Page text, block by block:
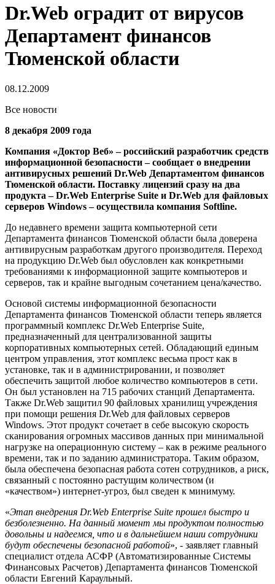
Dr.Web оградит от вирусов
Департамент финансов
Тюменской области
08.12.2009
Все новости
8 декабря 2009 года
Компания «Доктор Веб» – российский разработчик средств
информационной безопасности – сообщает о внедрении
антивирусных решений Dr.Web Департаментом финансов
Тюменской области. Поставку лицензий сразу на два
продукта – Dr.Web Enterprise Suite и Dr.Web для файловых
серверов Windows – осуществила компания Softline.
До недавнего времени защита компьютерной сети
Департамента финансов Тюменской области была доверена
антивирусным разработкам другого производителя. Переход
на продукцию Dr.Web был обусловлен как конкретными
требованиями к информационной защите компьютеров и
серверов, так и крайне выгодным сочетанием цена/качество.
Основой системы информационной безопасности
Департамента финансов Тюменской области теперь является
программный комплекс Dr.Web Enterprise Suite,
предназначенный для централизованной защиты
корпоративных компьютерных сетей. Обладающий единым
центром управления, этот комплекс весьма прост как в
установке, так и в администрировании, и позволяет
обеспечить защитой любое количество компьютеров в сети.
Он был установлен на 715 рабочих станций Департамента.
Также Dr.Web защитил 90 файловых хранилищ учреждения
при помощи решения Dr.Web для файловых серверов
Windows. Этот продукт сочетает в себе высокую скорость
сканирования огромных массивов данных при минимальной
нагрузке на операционную систему – как в режиме реального
времени, так и по заданию администратора. Таким образом,
была обеспечена безопасная работа сотен сотрудников, а риск,
связанный с постоянно растущим количеством (и
«качеством») интернет-угроз, был сведен к минимуму.
«Этап внедрения Dr.Web Enterprise Suite прошел быстро и
безболезненно. На данный момент мы продуктом полностью
довольны и надеемся, что и в дальнейшем наши сотрудники
будут обеспечены безопасной работой», - заявляет главный
специалист отдела АСФР (Автоматизированные Системы
Финансовых Расчетов) Департамента финансов Тюменской
области Евгений Караульный.